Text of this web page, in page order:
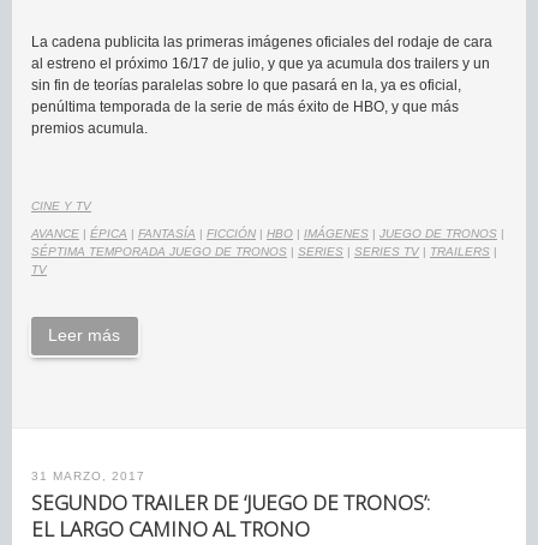
La cadena publicita las primeras imágenes oficiales del rodaje de cara
al estreno el próximo 16/17 de julio, y que ya acumula dos trailers y un
sin fin de teorías paralelas sobre lo que pasará en la, ya es oficial,
penúltima temporada de la serie de más éxito de HBO, y que más
premios acumula.
CINE Y TV
AVANCE | ÉPICA | FANTASÍA | FICCIÓN | HBO | IMÁGENES | JUEGO DE TRONOS |
SÉPTIMA TEMPORADA JUEGO DE TRONOS | SERIES | SERIES TV | TRAILERS |
TV
Leer más
31 MARZO, 2017
SEGUNDO TRAILER DE ‘JUEGO DE TRONOS’:
EL LARGO CAMINO AL TRONO